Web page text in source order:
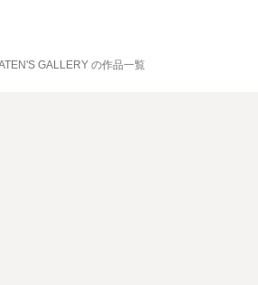
GALLERY の作品一覧